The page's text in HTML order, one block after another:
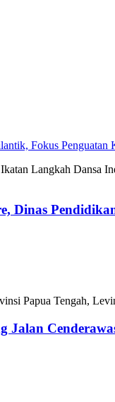
Langkah Dansa
Dinas
Papua Tengah,
Jalan